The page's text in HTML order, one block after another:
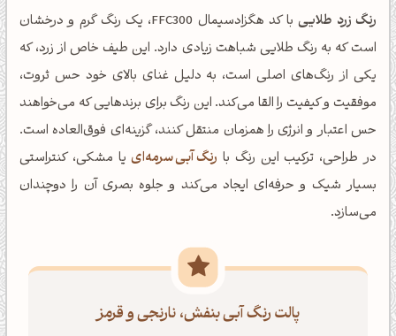
رنگ زرد طلایی
با کد هگزادسیمال FFC300، یک رنگ گرم و درخشان
است که به رنگ طلایی شباهت زیادی دارد. این طیف خاص از زرد، که
یکی از رنگ‌های اصلی است، به دلیل غنای بالای خود حس ثروت،
موفقیت و کیفیت را القا می‌کند. این رنگ برای برندهایی که می‌خواهند
حس اعتبار و انرژی را همزمان منتقل کنند، گزینه‌ای فوق‌العاده است.
در طراحی، ترکیب این رنگ با رنگ آبی سرمه‌اییا مشکی، کنتراستی
بسیار شیک و حرفه‌ای ایجاد می‌کند و جلوه بصری آن را دوچندان
می‌سازد.
پالت رنگ آبی بنفش، نارنجی و قرمز